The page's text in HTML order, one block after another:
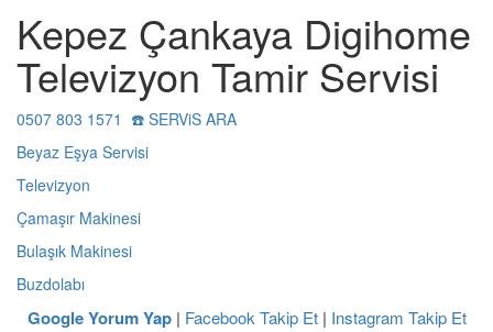
Kepez Çankaya Digihome
Televizyon Tamir Servisi
0507 803 1571 ☎️ SERViS ARA
Beyaz Eşya Servisi
Televizyon
Çamaşır Makinesi
Bulaşık Makinesi
Buzdolabı
Google Yorum Yap| Facebook Takip Et| Instagram Takip Et